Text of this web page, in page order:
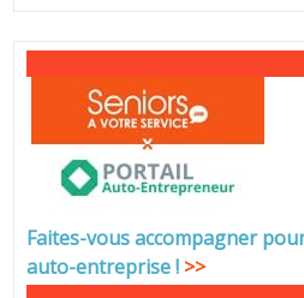
Faites-vous accompagner
auto-entreprise! >>